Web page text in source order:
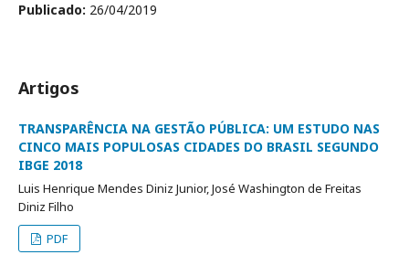
Publicado: 26/04/2019
Artigos
TRANSPARÊNCIA NA GESTÃO PÚBLICA: UM ESTUDO NAS
CINCO MAIS POPULOSAS CIDADES DO BRASIL SEGUNDO
IBGE 2018
Luis Henrique Mendes Diniz Junior, José Washington de Freitas
Diniz Filho
PDF